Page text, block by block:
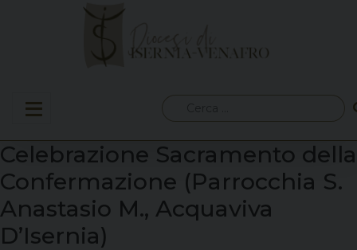
per:
Celebrazione Sacramento della
Confermazione (Parrocchia S.
Anastasio M., Acquaviva
D’Isernia)